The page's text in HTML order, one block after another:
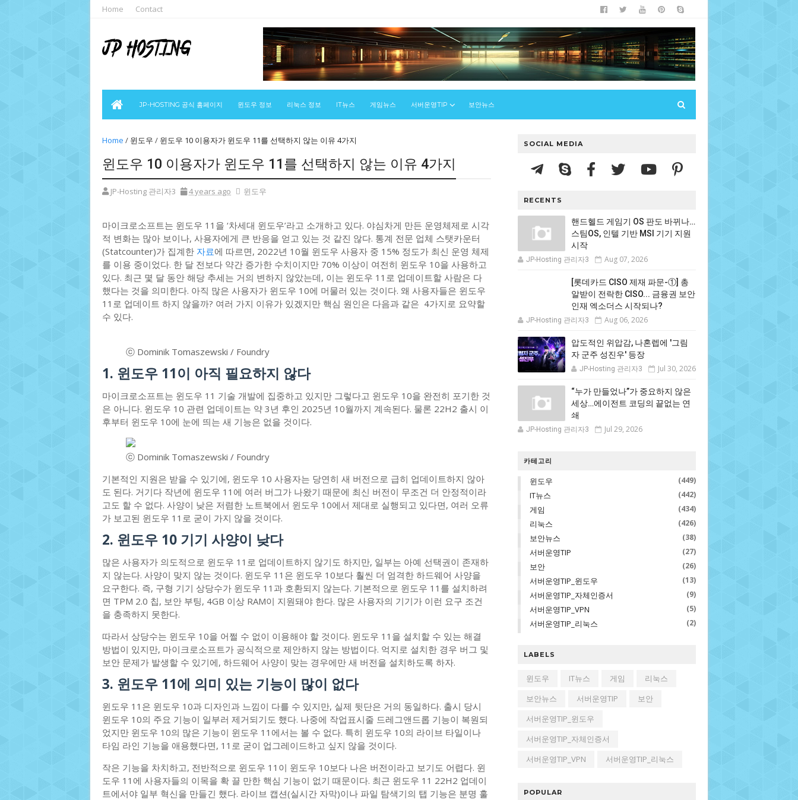
Home Contact
JP-HOSTING 공식 홈페이지 윈도우 정보 리눅스 정보 IT뉴스 게임뉴스 서버운영TIP 보안뉴스
Home / 윈도우 / 윈도우 10 이용자가 윈도우 11를 선택하지 않는 이유 4가지
윈도우 10 이용자가 윈도우 11를 선택하지 않는 이유 4가지
JP-Hosting 관리자3 4 years ago 윈도우
마이크로소프트는 윈도우 11을 ‘차세대 윈도우’라고 소개하고 있다. 야심차게 만든 운영체제로 시각
적 변화는 많아 보이나, 사용자에게 큰 반응을 얻고 있는 것 같진 않다. 통계 전문 업체 스탯카운터
(Statcounter)가 집계한 자료에 따르면, 2022년 10월 윈도우 사용자 중 15% 정도가 최신 운영 체제
를 이용 중이었다. 한 달 전보다 약간 증가한 수치이지만 70% 이상이 여전히 윈도우 10을 사용하고
있다. 최근 몇 달 동안 해당 추세는 거의 변하지 않았는데, 이는 윈도우 11로 업데이트할 사람은 다
했다는 것을 의미한다. 아직 많은 사용자가 윈도우 10에 머물러 있는 것이다. 왜 사용자들은 윈도우
11로 업데이트 하지 않을까? 여러 가지 이유가 있겠지만 핵심 원인은 다음과 같은 4가지로 요약할
수 있다.
ⓒ Dominik Tomaszewski / Foundry
1. 윈도우 11이 아직 필요하지 않다
마이크로소프트는 윈도우 11 기술 개발에 집중하고 있지만 그렇다고 윈도우 10을 완전히 포기한 것
은 아니다. 윈도우 10 관련 업데이트는 약 3년 후인 2025년 10월까지 계속된다. 물론 22H2 출시 이
후부터 윈도우 10에 눈에 띄는 새 기능은 없을 것이다.
ⓒ Dominik Tomaszewski / Foundry
기본적인 지원은 받을 수 있기에, 윈도우 10 사용자는 당연히 새 버전으로 급히 업데이트하지 않아
도 된다. 거기다 작년에 윈도우 11에 여러 버그가 나왔기 때문에 최신 버전이 무조건 더 안정적이라
고도 할 수 없다. 사양이 낮은 저렴한 노트북에서 윈도우 10에서 제대로 실행되고 있다면, 여러 오류
가 보고된 윈도우 11로 굳이 가지 않을 것이다.
2. 윈도우 10 기기 사양이 낮다
많은 사용자가 의도적으로 윈도우 11로 업데이트하지 않기도 하지만, 일부는 아예 선택권이 존재하
지 않는다. 사양이 맞지 않는 것이다. 윈도우 11은 윈도우 10보다 훨씬 더 엄격한 하드웨어 사양을
요구한다. 즉, 구형 기기 상당수가 윈도우 11과 호환되지 않는다. 기본적으로 윈도우 11를 설치하려
면 TPM 2.0 칩, 보안 부팅, 4GB 이상 RAM이 지원돼야 한다. 많은 사용자의 기기가 이런 요구 조건
을 충족하지 못한다.
따라서 상당수는 윈도우 10을 어쩔 수 없이 이용해야 할 것이다. 윈도우 11을 설치할 수 있는 해결
방법이 있지만, 마이크로소프트가 공식적으로 제안하지 않는 방법이다. 억지로 설치한 경우 버그 및
보안 문제가 발생할 수 있기에, 하드웨어 사양이 맞는 경우에만 새 버전을 설치하도록 하자.
3. 윈도우 11에 의미 있는 기능이 많이 없다
윈도우 11은 윈도우 10과 디자인과 느낌이 다를 수 있지만, 실제 뒷단은 거의 동일하다. 출시 당시
윈도우 10의 주요 기능이 일부러 제거되기도 했다. 나중에 작업표시줄 드레그앤드롭 기능이 복원되
었지만 윈도우 10의 많은 기능이 윈도우 11에서는 볼 수 없다. 특히 윈도우 10의 라이브 타일이나
타임 라인 기능을 애용했다면, 11로 굳이 업그레이드하고 싶지 않을 것이다.
작은 기능을 차치하고, 전반적으로 윈도우 11이 윈도우 10보다 나은 버전이라고 보기도 어렵다. 윈
도우 11에 사용자들의 이목을 확 끌 만한 핵심 기능이 없기 때문이다. 최근 윈도우 11 22H2 업데이
트에서야 일부 혁신을 만들긴 했다. 라이브 캡션(실시간 자막)이나 파일 탐색기의 탭 기능은 분명 훌
SOCIAL MEDIA
RECENTS
핸드헬드 게임기 OS 판도 바뀌나…
스팀OS, 인텔 기반 MSI 기기 지원
시작
JP-Hosting 관리자3 Aug 07, 2026
[롯데카드 CISO 제재 파문-①] 총
알받이 전락한 CISO... 금융권 보안
인재 엑소더스 시작되나?
JP-Hosting 관리자3 Aug 06, 2026
압도적인 위압감, 나혼렙에 '그림
자 군주 성진우' 등장
JP-Hosting 관리자3 Jul 30, 2026
“누가 만들었나”가 중요하지 않은
세상…에이전트 코딩의 끝없는 연
쇄
JP-Hosting 관리자3 Jul 29, 2026
카테고리
윈도우 (449)
IT뉴스 (442)
게임 (434)
리눅스 (426)
보안뉴스 (38)
서버운영TIP (27)
보안 (26)
서버운영TIP_윈도우 (13)
서버운영TIP_자체인증서 (9)
서버운영TIP_VPN (5)
서버운영TIP_리눅스 (2)
LABELS
윈도우 IT뉴스 게임
리눅스
보안뉴스
서버운영TIP
보안
서버운영TIP_윈도우
서버운영TIP_자체인증서
서버운영TIP_VPN
서버운영TIP_리눅스
POPULAR